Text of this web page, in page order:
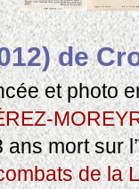
de
et photo
ans mort sur
de la